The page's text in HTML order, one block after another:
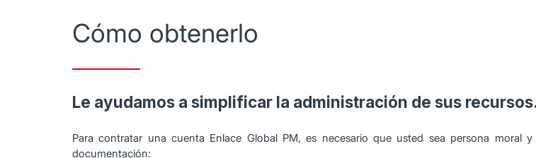
Cómo obtenerlo
Le ayudamos a simplificar la administración de sus
Para contratar una cuenta Enlace Global PM, es necesario que usted sea persona moral
documentación: